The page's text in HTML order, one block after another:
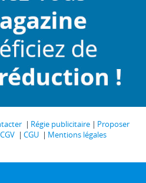
Régie publicitaire
Proposer
CGV CGU
Mentions légales